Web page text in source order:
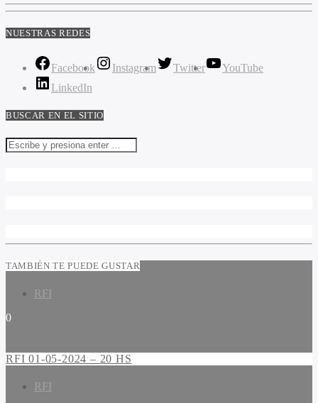
NUESTRAS REDES
Facebook Instagram Twitter
YouTube
LinkedIn
BUSCAR EN EL SITIO
TAMBIÉN TE PUEDE GUSTAR
RFI
0
RFI 01-05-2024 – 20 HS
RFI